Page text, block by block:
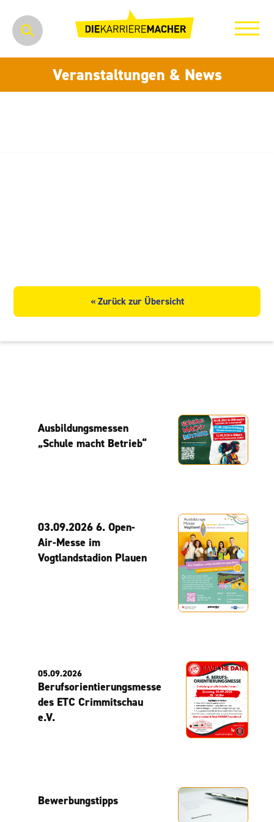
Veranstaltungen & News
« Zurück zur Übersicht
Ausbildungsmessen
„Schule macht Betrieb“
03.09.2026 6. Open-
Air-Messe im
Vogtlandstadion Plauen
05.09.2026
Berufsorientierungsmesse
des ETC Crimmitschau
e.V.
Bewerbungstipps